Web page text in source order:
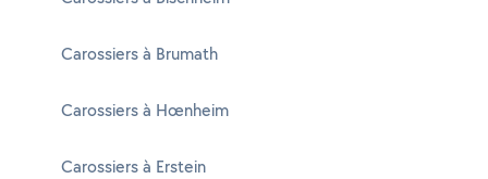
Carossiers à Brumath
Carossiers à Hœnheim
Carossiers à Erstein